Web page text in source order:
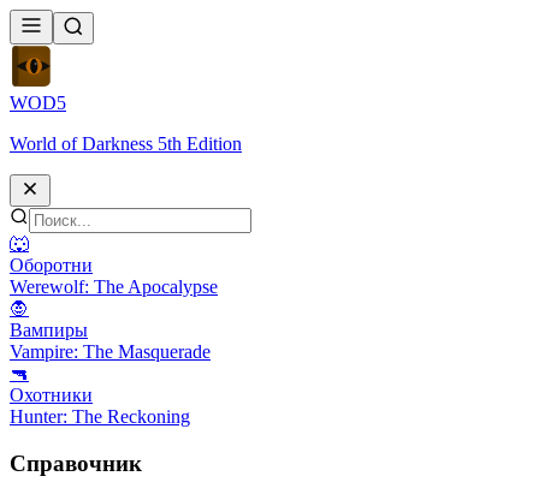
WOD5
World of Darkness 5th Edition
🐺
Оборотни
Werewolf: The Apocalypse
🧛
Вампиры
Vampire: The Masquerade
🔫
Охотники
Hunter: The Reckoning
Справочник